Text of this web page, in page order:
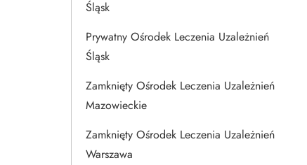
Śląsk
Prywatny Ośrodek Leczenia Uzależnień
Śląsk
Zamknięty Ośrodek Leczenia Uzależnień
Mazowieckie
Zamknięty Ośrodek Leczenia Uzależnień
Warszawa